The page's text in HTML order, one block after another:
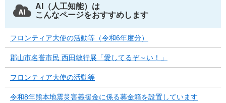
AI（人工知能）は
こんなページをおすすめします
フロンティア大使の活動等（令和6年度分）
郡山市名誉市民 西田敏行展「愛してるぞ～い！」
フロンティア大使の活動等
令和8年熊本地震災害義援金に係る募金箱を設置しています